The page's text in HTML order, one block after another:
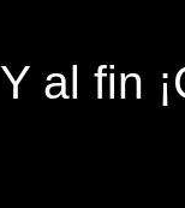
Y al fin